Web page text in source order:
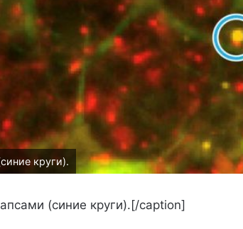
круги).
(синие круги).[/caption]